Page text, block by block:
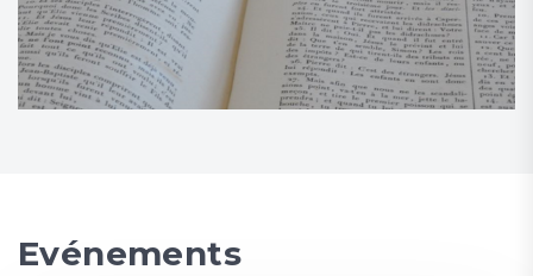
Evénements